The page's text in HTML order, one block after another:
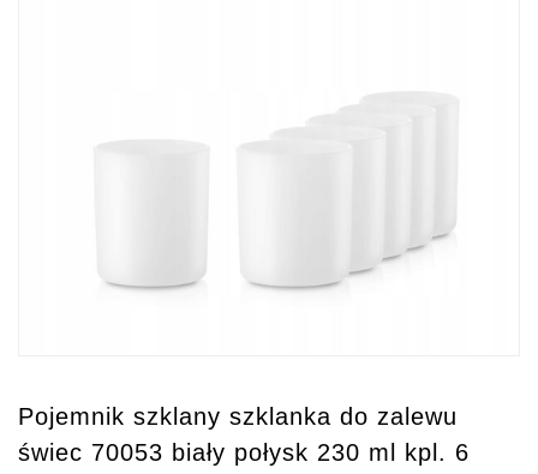
Pojemnik szklany szklanka do zalewu
świec 70053 biały połysk 230 ml kpl. 6